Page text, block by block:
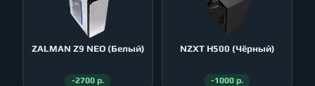
ZALMAN Z9 NEO (Белый)
-2700 р.
NZXT H500 (Чёрный)
-1000 р.